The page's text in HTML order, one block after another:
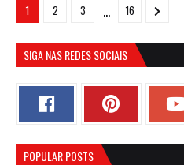
1 2 3 ... 16
SIGA NAS REDES SOCIAIS
POPULAR POSTS